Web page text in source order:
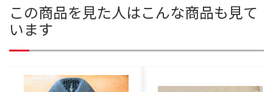
この商品を見た人はこんな商品も見て
います